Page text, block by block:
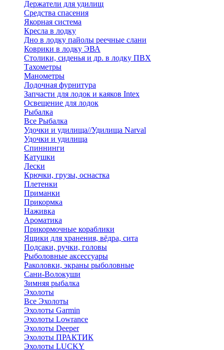
Держатели для удилищ
Средства спасения
Якорная система
Кресла в лодку
Дно в лодку пайолы реечные слани
Коврики в лодку ЭВА
Столики, сиденья и др. в лодку ПВХ
Тахометры
Манометры
Лодочная фурнитура
Запчасти для лодок и каяков Intex
Освещение для лодок
Рыбалка
Все Рыбалка
Удочки и удилища//Удилища Narval
Удочки и удилища
Спиннинги
Катушки
Лески
Крючки, грузы, оснастка
Плетенки
Приманки
Прикормка
Наживка
Ароматика
Прикормочные кораблики
Ящики для хранения, вёдра, сита
Подсаки, ручки, головы
Рыболовные аксессуары
Раколовки, экраны рыболовные
Сани-Волокуши
Зимняя рыбалка
Эхолоты
Все Эхолоты
Эхолоты Garmin
Эхолоты Lowrance
Эхолоты Deeper
Эхолоты ПРАКТИК
Эхолоты LUCKY